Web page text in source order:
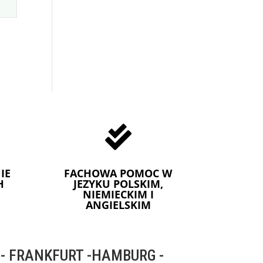

FACHOWA POMOC W
JEZYKU POLSKIM,
NIEMIECKIM I
ANGIELSKIM
FRANKFURT -HAMBURG -